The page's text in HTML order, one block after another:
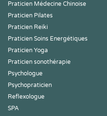
Praticien Médecine Chinoise
Praticien Pilates
Praticien Reiki
Praticien Soins Energétiques
Praticien Yoga
Praticien sonothérapie
Psychologue
Psychopraticien
Reflexologue
SPA